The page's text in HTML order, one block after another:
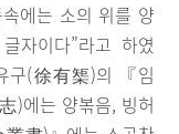
에는 소의 위를 양
자이다”라고 하였
구(徐有榘)의 『임
)에는 양볶음, 빙허